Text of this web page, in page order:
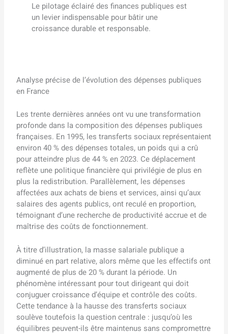
Le pilotage éclairé des finances publiques est
un levier indispensable pour bâtir une
croissance durable et responsable.
Analyse précise de l’évolution des dépenses publiques
en France
Les trente dernières années ont vu une transformation
profonde dans la composition des dépenses publiques
françaises. En 1995, les transferts sociaux représentaient
environ 40 % des dépenses totales, un poids qui a crû
pour atteindre plus de 44 % en 2023. Ce déplacement
reflète une politique financière qui privilégie de plus en
plus la redistribution. Parallèlement, les dépenses
affectées aux achats de biens et services, ainsi qu’aux
salaires des agents publics, ont reculé en proportion,
témoignant d’une recherche de productivité accrue et de
maîtrise des coûts de fonctionnement.
À titre d’illustration, la masse salariale publique a
diminué en part relative, alors même que les effectifs ont
augmenté de plus de 20 % durant la période. Un
phénomène intéressant pour tout dirigeant qui doit
conjuguer croissance d’équipe et contrôle des coûts.
Cette tendance à la hausse des transferts sociaux
soulève toutefois la question centrale : jusqu’où les
équilibres peuvent-ils être maintenus sans compromettre